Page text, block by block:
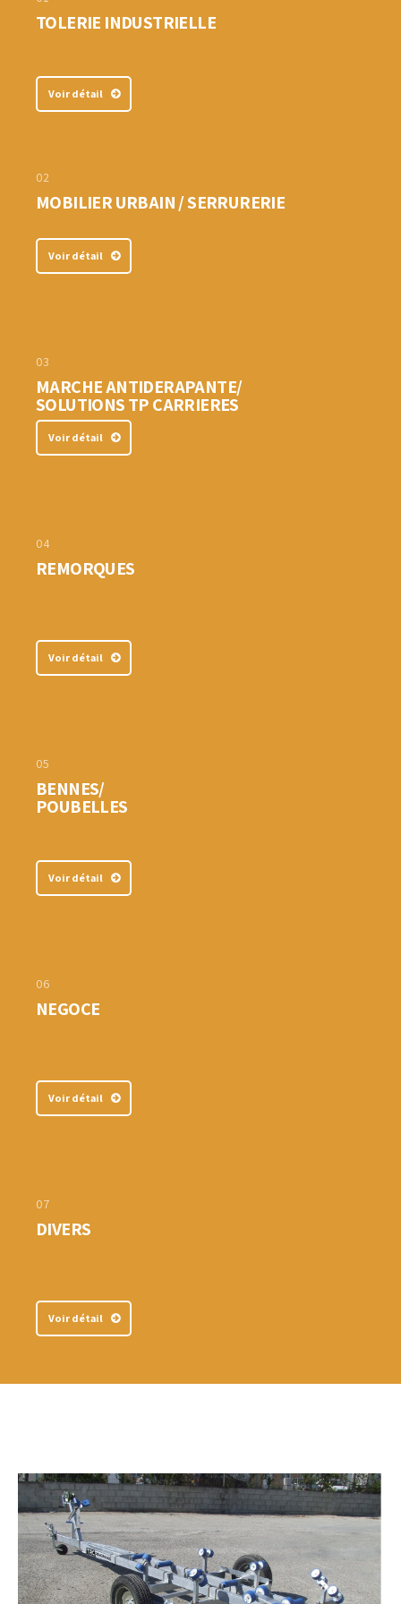
TOLERIE INDUSTRIELLE
Voir détail
02
MOBILIER URBAIN / SERRURERIE
Voir détail
03
MARCHE ANTIDERAPANTE/
SOLUTIONS TP CARRIERES
Voir détail
04
REMORQUES
Voir détail
05
BENNES/
POUBELLES
Voir détail
06
NEGOCE
Voir détail
07
DIVERS
Voir détail